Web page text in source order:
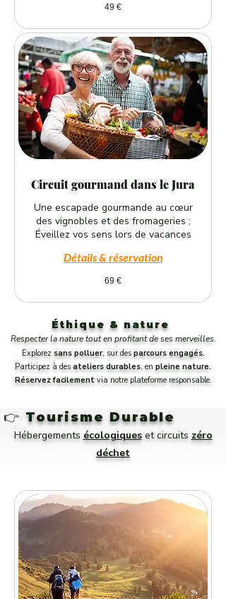
49 €
Circuit gourmand dans le Jura
Une escapade gourmande au cœur
des vignobles et des fromageries ;
Éveillez vos sens lors de vacances
Détails & réservation
69 €
Éthique & nature
Respecter la nature tout en profitant de ses merveilles.
Explorez sans polluer, sur desparcours engagés.
Participez à des ateliers durables, en pleine nature.
Réservez facilement via notre plateforme responsable.
👉 Tourisme Durable
Hébergements écologiques et circuits zéro
déchet